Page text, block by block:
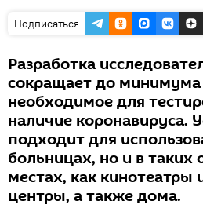
Подписаться
Разработка
сокращает до минимума
необходимое для
наличие коронавируса.
подходит для
больницах, но и в
местах, как кинотеатры
центры, а также дома.